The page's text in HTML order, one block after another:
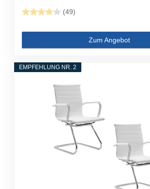
(49)
Zum Angebot
EMPFEHLUNG NR. 2